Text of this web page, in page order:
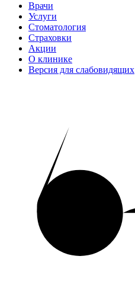
Врачи
Услуги
Стоматология
Страховки
Акции
О клинике
Версия для слабовидящих